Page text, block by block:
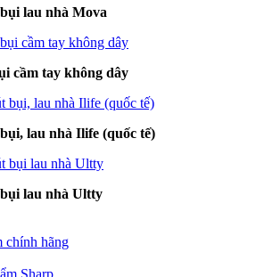
lau nhà Mova
cầm tay không dây
lau nhà Ilife (quốc tế)
lau nhà Ultty
chính hãng